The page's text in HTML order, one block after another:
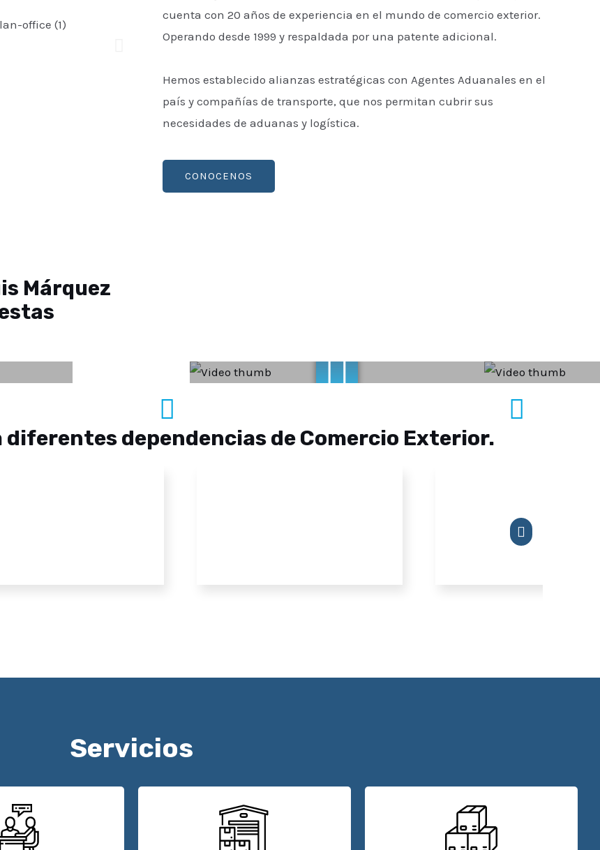
cuenta con 20 años de experiencia en el mundo de comercio exterior.
Operando desde 1999 y respaldada por una patente adicional.
Hemos establecido alianzas estratégicas con Agentes Aduanales en el
país y compañías de transporte, que nos permitan cubrir sus
necesidades de aduanas y logística.
CONOCENOS
Márquez
dependencias de Comercio Exterior.
Servicios